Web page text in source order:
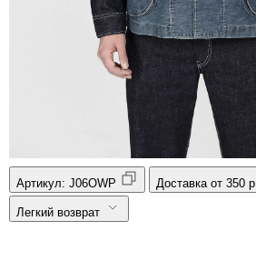
Артикул: J06OWP Доставка от 350 р.
Легкий возврат